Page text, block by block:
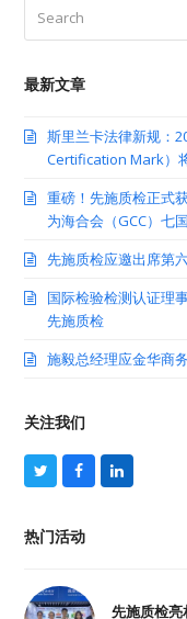
最新文章
斯里兰卡法律新规：
Certification Mark）
重磅！先施质检正式
为海合会（GCC）七
先施质检应邀出席第
国际检验检测认证理
先施质检
施毅总经理应金华商
关注我们
T
w
t
t
F
a
b
L
i
热门活动
先施质检